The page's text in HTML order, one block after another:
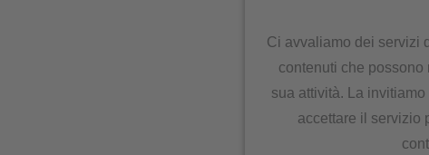
Ci avvaliamo dei servizi
contenuti che
sua attività. La
accettare il servizio